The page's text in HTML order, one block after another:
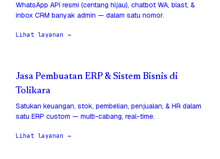
WhatsApp API resmi (centang hijau), chatbot WA, blast, &
inbox CRM banyak admin — dalam satu nomor.
Lihat layanan →
Jasa Pembuatan ERP & Sistem Bisnis di
Tolikara
Satukan keuangan, stok, pembelian, penjualan, & HR dalam
satu ERP custom — multi-cabang, real-time.
Lihat layanan →